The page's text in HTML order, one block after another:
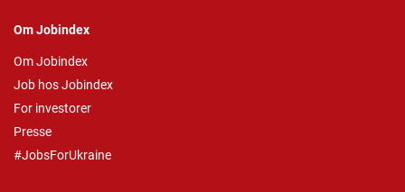
Om Jobindex
Om Jobindex
Job hos Jobindex
For investorer
Presse
#JobsForUkraine